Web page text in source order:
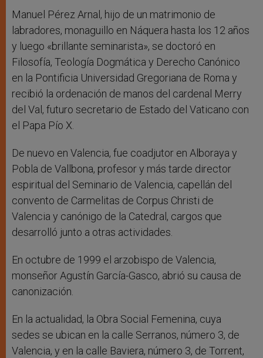
Manuel Pérez Arnal, hijo de un matrimonio de
labradores, monaguillo en Náquera hasta los 12 años
y luego «brillante seminarista», se doctoró en
Filosofía, Teología Dogmática y Derecho Canónico
en la Pontificia Universidad Gregoriana de Roma y
recibió la ordenación de manos del cardenal Merry
del Val, futuro secretario de Estado del Vaticano con
el Papa Pío X.
De nuevo en Valencia, fue coadjutor en Alboraya y
Pobla de Vallbona, profesor y más tarde director
espiritual del Seminario de Valencia, capellán del
convento de Carmelitas de Corpus Christi de
Valencia y canónigo de la Catedral, cargos que
desarrolló junto a otras actividades.
En octubre de 1999 el arzobispo de Valencia,
monseñor Agustín García-Gasco, abrió su causa de
canonización.
En la actualidad, la Obra Social Femenina, cuya
sedes se ubican en la calle Serranos, número 3, de
Valencia, y en la calle Baviera, número 3, de Torrent,